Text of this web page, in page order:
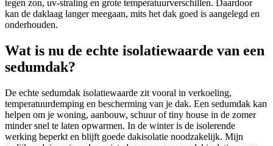
tegen zon, uv-straling en grote temperatuurverschillen. Daardoor
kan de daklaag langer meegaan, mits het dak goed is aangelegd en
onderhouden.
Wat is nu de echte isolatiewaarde van een
sedumdak?
De echte sedumdak isolatiewaarde zit vooral in verkoeling,
temperatuurdemping en bescherming van je dak. Een sedumdak kan
helpen om je woning, aanbouw, schuur of tiny house in de zomer
minder snel te laten opwarmen. In de winter is de isolerende
werking beperkt en blijft goede dakisolatie noodzakelijk. Mijn